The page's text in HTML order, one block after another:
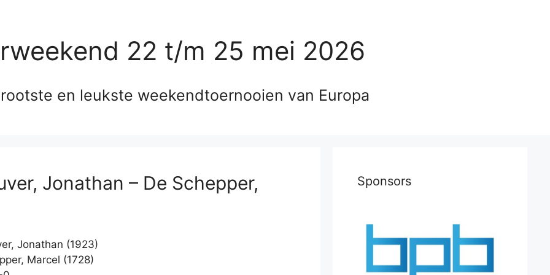
22 t/m 25 mei 2026
en leukste weekendtoernooien van Europa
Jonathan – De Schepper,
Jonathan (1923)
Marcel (1728)
Sponsors